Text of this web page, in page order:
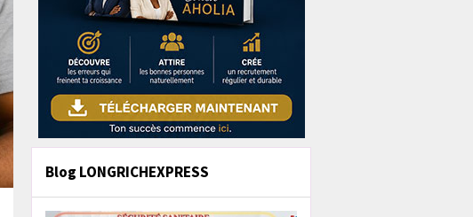
Blog LONGRICHEXPRESS